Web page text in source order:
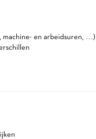
machine- en arbeidsuren, …)